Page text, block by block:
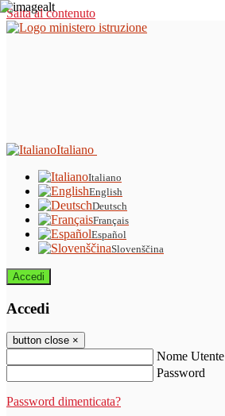
Salta al contenuto
Italiano
Italiano
English
Deutsch
Français
Español
Slovenščina
Accedi
Accedi
button close ×
Nome Utente
Password
Password dimenticata?